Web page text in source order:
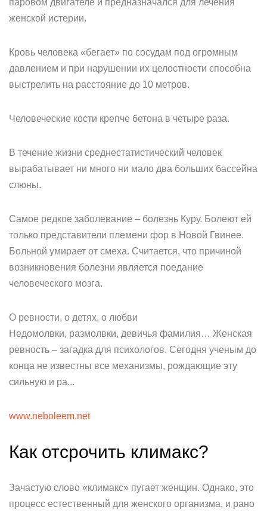
паровом двигателе и предназначался для лечения
женской истерии.
Кровь человека «бегает» по сосудам под огромным
давлением и при нарушении их целостности способна
выстрелить на расстояние до 10 метров.
Человеческие кости крепче бетона в четыре раза.
В течение жизни среднестатистический человек
вырабатывает ни много ни мало два больших бассейна
слюны.
Самое редкое заболевание – болезнь Куру. Болеют ей
только представители племени фор в Новой Гвинее.
Больной умирает от смеха. Считается, что причиной
возникновения болезни является поедание
человеческого мозга.
О ревности, о детях, о любви
Недомолвки, размолвки, девичья фамилия… Женская
ревность – загадка для психологов. Сегодня ученым до
конца не известны все механизмы, рождающие эту
сильную и ра...
www.neboleem.net
Как отсрочить климакс?
Зачастую слово «климакс» пугает женщин. Однако, это
процесс естественный для женского организма, и рано